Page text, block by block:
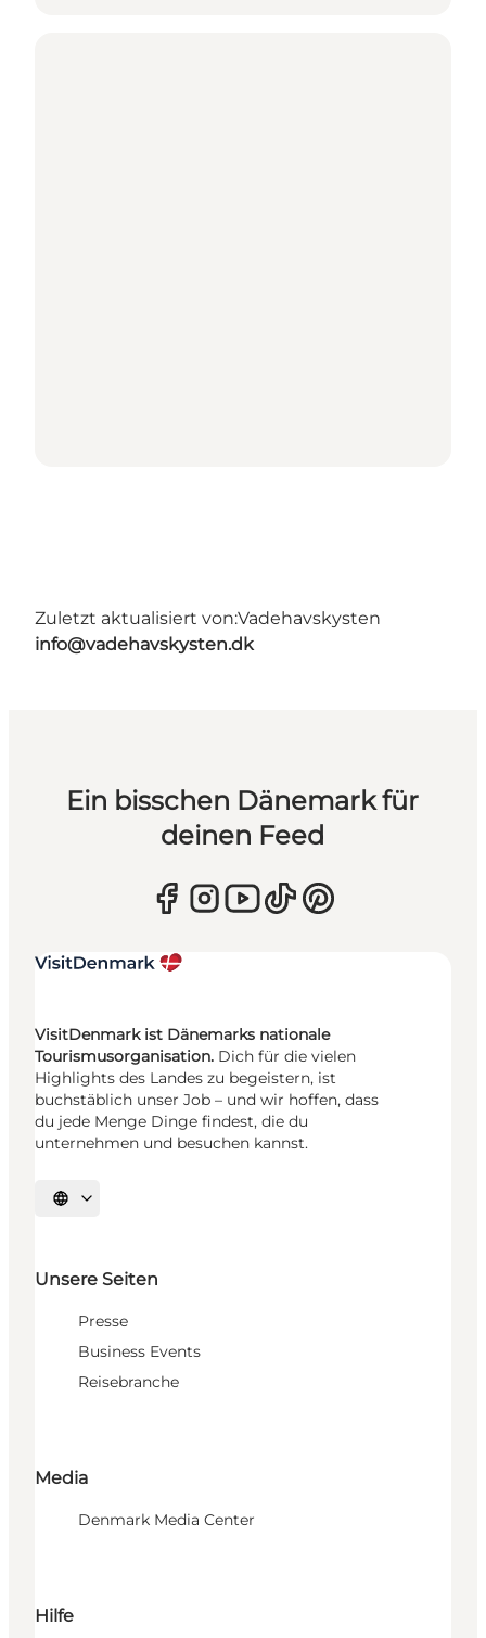
Zuletzt aktualisiert von:Vadehavskysten
info@vadehavskysten.dk
Ein bisschen Dänemark für
deinen Feed
VisitDenmark ist Dänemarks nationale
Tourismusorganisation. Dich für die vielen
Highlights des Landes zu begeistern, ist
buchstäblich unser Job – und wir hoffen, dass
du jede Menge Dinge findest, die du
unternehmen und besuchen kannst.
Sprache auswählen
Unsere Seiten
Presse
Business Events
Reisebranche
Media
Denmark Media Center
Hilfe